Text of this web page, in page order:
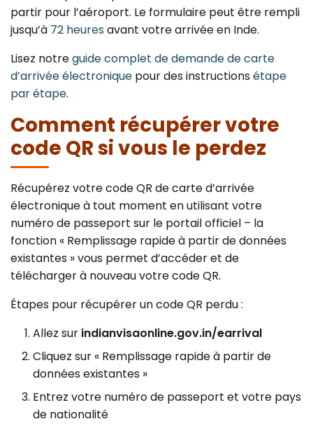
partir pour l’aéroport. Le formulaire peut être rempli
jusqu’à 72 heuresavant votre arrivée en Inde.
Lisez notreguide complet de demande de carte
d’arrivée électronique pour des instructionsétape
par étape.
Comment récupérer votre
code QR si vous le perdez
Récupérez votre code QR de carte d’arrivée
électronique à tout moment en utilisant votre
numéro de passeport sur le portail officiel – la
fonction « Remplissage rapide à partir de données
existantes » vous permet d’accéder et de
télécharger à nouveau votre code QR.
Étapes pour récupérer un code QR perdu :
Allez sur indianvisaonline.gov.in/earrival
Cliquez sur « Remplissage rapide à partir de
données existantes »
Entrez votre numéro de passeport et votre pays
de nationalité